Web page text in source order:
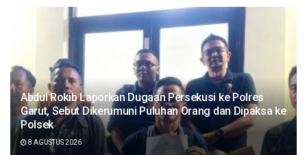
Abdul Rokib Laporkan Dugaan Persekusi ke Polres
Garut, Sebut Dikerumuni Puluhan Orang dan Dipaksa ke
Polsek
8 AGUSTUS 2026